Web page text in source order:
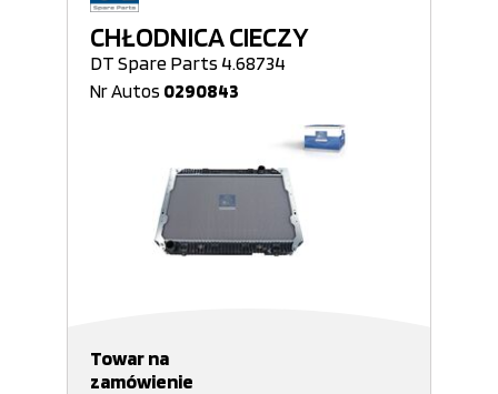
CHŁODNICA CIECZY
DT Spare Parts 4.68734
Nr Autos 0290843
Towar na
zamówienie